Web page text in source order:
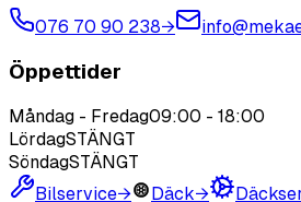
076 70 90 238→
Öppettider
Måndag - Fredag09:00 - 18:00
LördagSTÄNGT
SöndagSTÄNGT
Bilservice→ Däck→